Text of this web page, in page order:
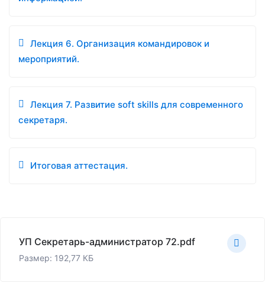
Лекция 6. Организация командировок и
мероприятий.
Лекция 7. Развитие soft skills для современного
секретаря.
Итоговая аттестация.
УП Секретарь-администратор 72.pdf
Размер: 192,77 КБ